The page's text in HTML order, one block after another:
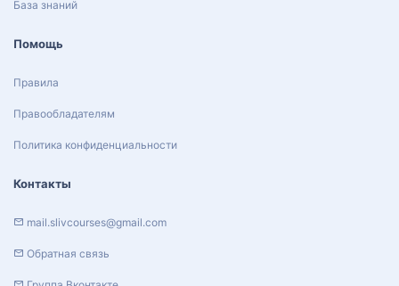
База знаний
Помощь
Правила
Правообладателям
Политика конфиденциальности
Контакты
mail.slivcourses@gmail.com
Обратная связь